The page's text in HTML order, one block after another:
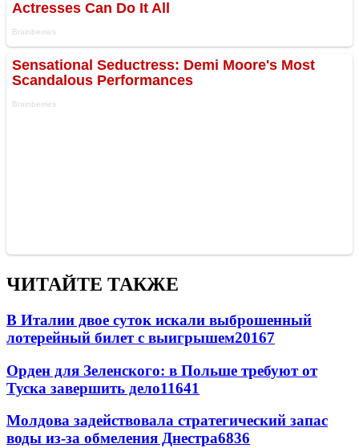
ЧИТАЙТЕ ТАКЖЕ
В Италии двое суток искали выброшенный
лотерейный билет с выигрышем20167
Орден для Зеленского: в Польше требуют от
Туска завершить дело11641
Молдова задействовала стратегический запас
воды из-за обмеления Днестра6836